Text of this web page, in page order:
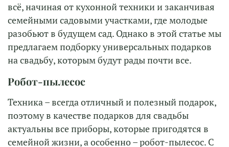
всё, начиная от кухонной техники и заканчивая
семейными садовыми участками, где молодые
разобьют в будущем сад. Однако в этой статье мы
предлагаем подборку универсальных подарков
на свадьбу, которым будут рады почти все.
Робот-пылесос
Техника – всегда отличный и полезный подарок,
поэтому в качестве подарков для свадьбы
актуальны все приборы, которые пригодятся в
семейной жизни, а особенно – робот-пылесос. С